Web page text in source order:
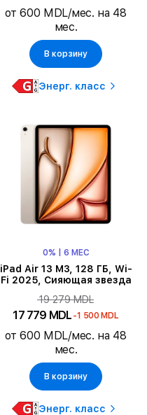
от 600 MDL/мес. на 48
мес.
В корзину
Энерг. класс
0% | 6 МЕС
iPad Air 13 M3, 128 ГБ, Wi-
Fi 2025, Сияющая звезда
19 279 MDL
17 779 MDL -1 500 MDL
от 600 MDL/мес. на 48
мес.
В корзину
Энерг. класс